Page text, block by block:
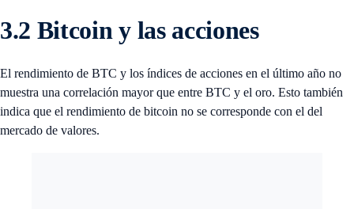
3.2 Bitcoin y las acciones
El rendimiento de BTC y los índices de acciones en el último año no
muestra una correlación mayor que entre BTC y el oro. Esto también
indica que el rendimiento de bitcoin no se corresponde con el del
mercado de valores.